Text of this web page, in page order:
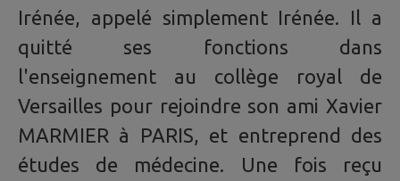
Irénée, appelé simplement Irénée. Il a
quitté ses fonctions dans
l'enseignement au collège royal de
Versailles pour rejoindre son ami Xavier
MARMIER à PARIS, et entreprend des
études de médecine. Une fois reçu